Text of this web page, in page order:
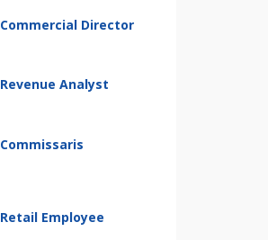
Commercial Director
Revenue Analyst
Commissaris
Retail Employee